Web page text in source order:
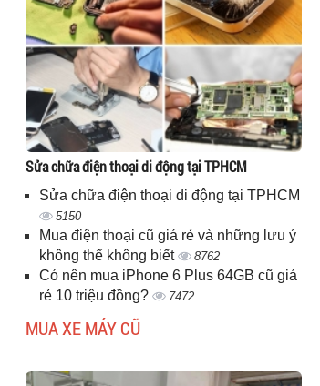
Sửa chữa điện thoại di động tại TPHCM
Sửa chữa điện thoại di động tại TPHCM
5150
Mua điện thoại cũ giá rẻ và những lưu ý
không thể không biết
8762
Có nên mua iPhone 6 Plus 64GB cũ giá
rẻ 10 triệu đồng?
7472
MUA XE MÁY CŨ